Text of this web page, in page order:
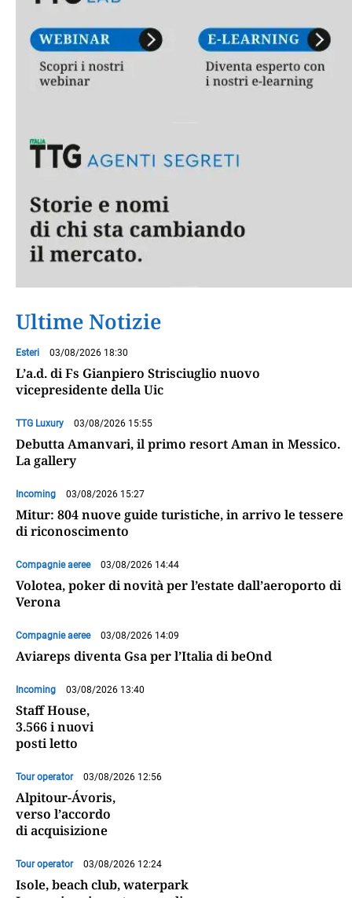
Ultime Notizie
Esteri 03/08/2026 18:30
L’a.d. di Fs Gianpiero Strisciuglio nuovo
vicepresidente della Uic
TTG Luxury 03/08/2026 15:55
Debutta Amanvari, il primo resort Aman in Messico.
La gallery
Incoming 03/08/2026 15:27
Mitur: 804 nuove guide turistiche, in arrivo le tessere
di riconoscimento
Compagnie aeree 03/08/2026 14:44
Volotea, poker di novità per l’estate dall’aeroporto di
Verona
Compagnie aeree 03/08/2026 14:09
Aviareps diventa Gsa per l’Italia di beOnd
Incoming 03/08/2026 13:40
Staff House,
3.566 i nuovi
posti letto
Tour operator 03/08/2026 12:56
Alpitour-Ávoris,
verso l’accordo
di acquisizione
Tour operator 03/08/2026 12:24
Isole, beach club, waterpark